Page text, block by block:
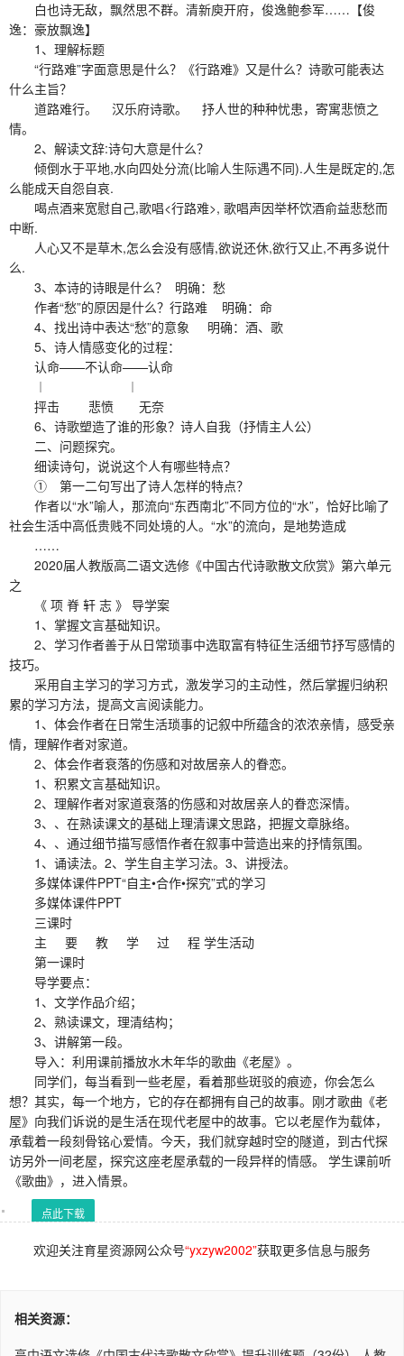
白也诗无敌，飘然思不群。清新庾开府，俊逸鲍参军……【俊
逸：豪放飘逸】
1、理解标题
“行路难”字面意思是什么？《行路难》又是什么？诗歌可能表达
什么主旨？
道路难行。 汉乐府诗歌。 抒人世的种种忧患，寄寓悲愤之
情。
2、解读文辞:诗句大意是什么？
倾倒水于平地,水向四处分流(比喻人生际遇不同).人生是既定的,怎
么能成天自怨自哀.
喝点酒来宽慰自己,歌唱<行路难>, 歌唱声因举杯饮酒俞益悲愁而
中断.
人心又不是草木,怎么会没有感情,欲说还休,欲行又止,不再多说什
么.
3、本诗的诗眼是什么？ 明确：愁
作者“愁”的原因是什么？行路难 明确：命
4、找出诗中表达“愁”的意象 明确：酒、歌
5、诗人情感变化的过程：
认命——不认命——认命
︱ ︱
抨击 悲愤 无奈
6、诗歌塑造了谁的形象？诗人自我（抒情主人公）
二、问题探究。
细读诗句，说说这个人有哪些特点？
① 第一二句写出了诗人怎样的特点？
作者以“水”喻人，那流向“东西南北”不同方位的“水”，恰好比喻了
社会生活中高低贵贱不同处境的人。“水”的流向，是地势造成
……
2020届人教版高二语文选修《中国古代诗歌散文欣赏》第六单元
之
《 项 脊 轩 志 》 导学案
1、掌握文言基础知识。
2、学习作者善于从日常琐事中选取富有特征生活细节抒写感情的
技巧。
采用自主学习的学习方式，激发学习的主动性，然后掌握归纳积
累的学习方法，提高文言阅读能力。
1、体会作者在日常生活琐事的记叙中所蕴含的浓浓亲情，感受亲
情，理解作者对家道。
2、体会作者衰落的伤感和对故居亲人的眷恋。
1、积累文言基础知识。
2、理解作者对家道衰落的伤感和对故居亲人的眷恋深情。
3、、在熟读课文的基础上理清课文思路，把握文章脉络。
4、、通过细节描写感悟作者在叙事中营造出来的抒情氛围。
1、诵读法。2、学生自主学习法。3、讲授法。
多媒体课件PPT“自主•合作•探究”式的学习
多媒体课件PPT
三课时
主 要 教 学 过 程 学生活动
第一课时
导学要点：
1、文学作品介绍；
2、熟读课文，理清结构；
3、讲解第一段。
导入：利用课前播放水木年华的歌曲《老屋》。
同学们，每当看到一些老屋，看着那些斑驳的痕迹，你会怎么
想？其实，每一个地方，它的存在都拥有自己的故事。刚才歌曲《老
屋》向我们诉说的是生活在现代老屋中的故事。它以老屋作为载体，
承载着一段刻骨铭心爱情。今天，我们就穿越时空的隧道，到古代探
访另外一间老屋，探究这座老屋承载的一段异样的情感。 学生课前听
《歌曲》，进入情景。
点此下载
欢迎关注育星资源网公众号“yxzyw2002”获取更多信息与服务
相关资源：